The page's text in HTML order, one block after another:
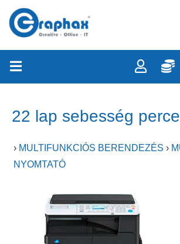
22 lap sebesség
› MULTIFUNKCIÓS BERENDEZÉS ›
NYOMTATÓ